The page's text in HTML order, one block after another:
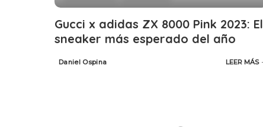
Gucci x adidas ZX 8000 Pink 2023: El
sneaker más esperado del año
Posted
Daniel Ospina LEER MÁS